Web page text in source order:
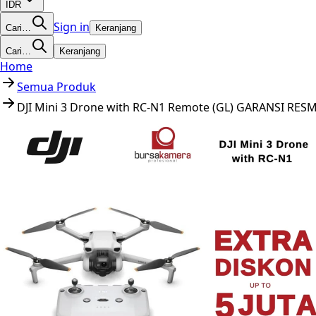
IDR
Cari… Sign in Keranjang
Cari… Keranjang
Home
Semua Produk
DJI Mini 3 Drone with RC-N1 Remote (GL) GARANSI